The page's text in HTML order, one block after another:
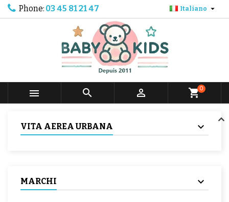
Phone: 03 45 81 21 47 Italiano 
   shopping_cart0
VITA AEREA URBANA
MARCHI